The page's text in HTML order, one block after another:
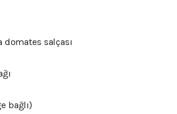
domates salçası
bağlı)